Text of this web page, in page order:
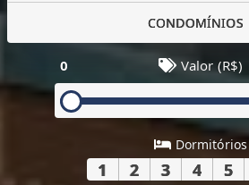
CONDOMÍNIOS
0 Valor (R$)
Dormitórios
1 2 3 4 5